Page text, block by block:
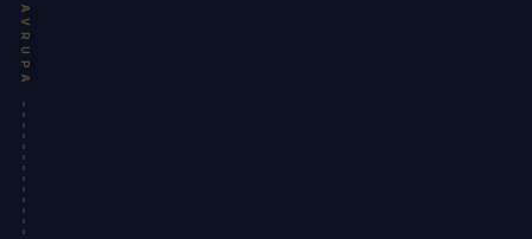
AVRUPA